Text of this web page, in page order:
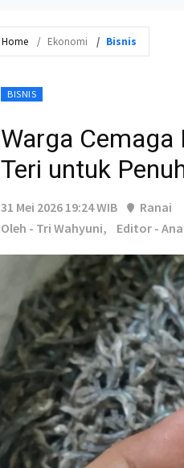
Home Ekonomi Bisnis
BISNIS
Warga
Teri untuk
31 Mei 2026 19:24 WIB
Ranai
Oleh - Tri Wahyuni,
Editor -